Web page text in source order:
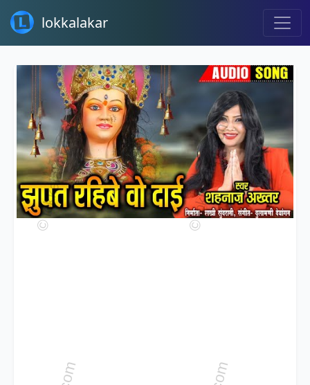
lokkalakar